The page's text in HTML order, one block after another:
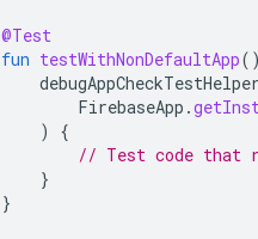
@Test
fun testWithNonDefaultApp()
debugAppCheckTestHelper
FirebaseApp .
)
{
// Test code that
}
}